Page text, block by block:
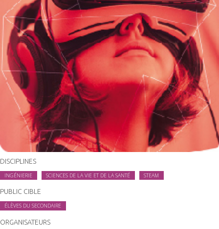
DISCIPLINES
INGÉNIERIE SCIENCES DE LA VIE ET DE LA SANTÉ STEAM
PUBLIC CIBLE
ÉLÈVES DU SECONDAIRE
ORGANISATEURS